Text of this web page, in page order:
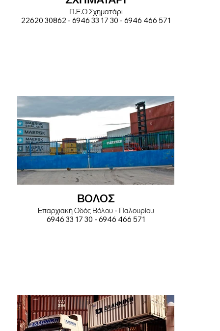
Π.Ε.Ο Σχηματάρι
22620 30862 - 6946 33 17 30 - 6946 466 571
ΒΟΛΟΣ
Επαρχιακή Οδός Βόλου - Παλουρίου
6946 33 17 30 - 6946 466 571